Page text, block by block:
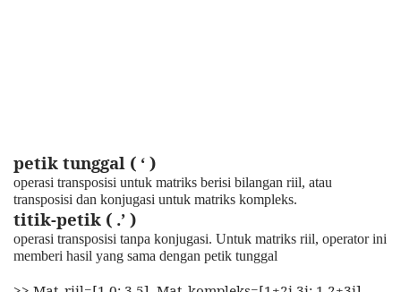
petik tunggal ( ‘ )
operasi transposisi untuk matriks berisi bilangan riil, atau
transposisi dan konjugasi untuk matriks kompleks.
titik-petik ( .’ )
operasi transposisi tanpa konjugasi. Untuk matriks riil, operator ini
memberi hasil yang sama dengan petik tunggal